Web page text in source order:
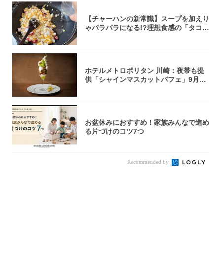
【チャーハンの新常識】スープを加えり
ゃパラパラになる!?理想食感の「タコチ
ホテルメトロポリタン 川崎：夜帯も提
供「シャインマスカットパフェ」9月1
お盆休みにおすすめ！家族みんなで進め
る片づけのコツ7つ
Recommended by